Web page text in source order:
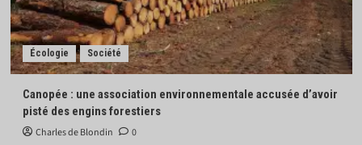
Écologie Société
Canopée : une association environnementale accusée d’avoir
pisté des engins forestiers
Charles de Blondin 0